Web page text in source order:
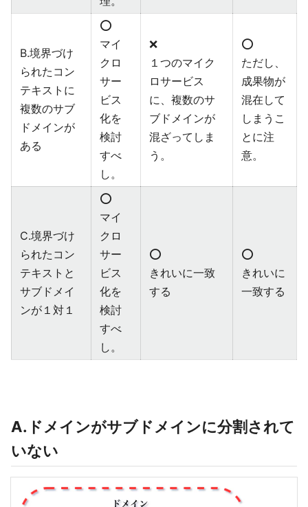
B.境界づけ
られたコン
テキストに
複数のサブ
ドメインが
ある
⭕️
マイ
クロ
サー
ビス
化を
検討
すべ
し。
❌
１つのマイク
ロサービス
に、複数のサ
ブドメインが
混ざってしま
う。
⭕️
ただし、
成果物が
混在して
しまうこ
とに注
意。
C.境界づけ
られたコン
テキストと
サブドメイ
ンが１対１
⭕️
マイ
クロ
サー
ビス
化を
検討
すべ
し。
⭕️
きれいに一致
する
⭕️
きれいに
一致する
A.ドメインがサブドメインに分割されて
いない